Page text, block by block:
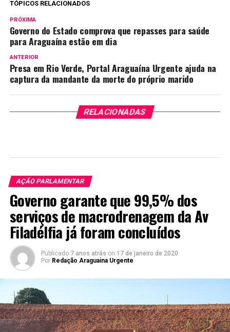
TÓPICOS RELACIONADOS
PRÓXIMA
Governo do Estado comprova que repasses para saúde
para Araguaína estão em dia
ANTERIOR
Presa em Rio Verde, Portal Araguaína Urgente ajuda na
captura da mandante da morte do próprio marido
RELACIONADAS
AÇÃO PARLAMENTAR
Governo garante que 99,5% dos
serviços de macrodrenagem da Av
Filadélfia já foram concluídos
Publicado 7 anos atrás on 17 de janeiro de 2020
Por Redação Araguaina Urgente